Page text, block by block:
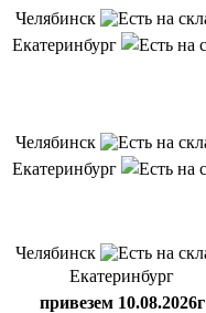
Челябинск
Екатеринбург
Челябинск
Екатеринбург
Челябинск
Екатеринбург
привезем 10.08.2026г